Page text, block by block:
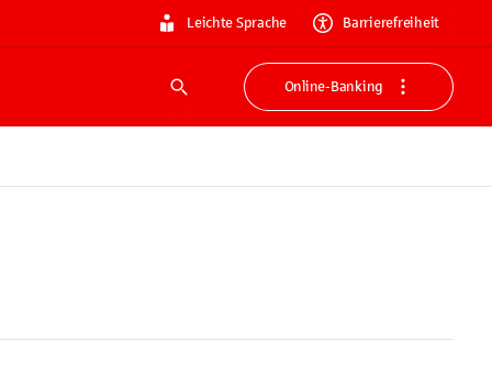
Leichte Sprache Barrierefreiheit
Suche
Online-Banking